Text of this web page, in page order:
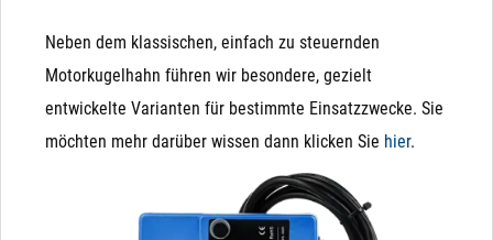
Neben dem klassischen, einfach zu steuernden
Motorkugelhahn führen wir besondere, gezielt
entwickelte Varianten für bestimmte Einsatzzwecke. Sie
möchten mehr darüber wissen dann klicken Sie hier.